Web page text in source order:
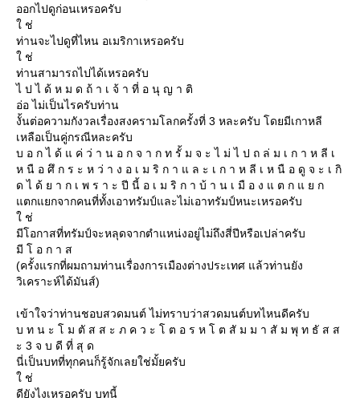
ออกไปดูก่อนเหรอครับ
ช่
ท่านจะไปดูที่ไหน อเมริกาเหรอครับ
ช่
ท่านสามารถไปได้เหรอครับ
ไ ป ไ ด้ ห ม ด ถ้ า เ จ้ า ที่ อ นุ ญ า ติ
อ่อ ไม่เป็นไรครับท่าน
งั้นต่อความกังวลเรื่องสงครามโลกครั้งที่ 3 หละครับ โดยมีเกาหลี
เหลือเป็นคู่กรณีหละครับ
บ อ ก ไ ด้ แ ค่ ว่ า น อ ก จ า ก ท รั้ ม จ ะ ไ ม่ ไ ป ถ ล่ ม เ ก า ห ลี เ
ห นื อ ศึ ก ร ะ ห ว่ า ง อ เ ม ริ ก า แ ล ะ เ ก า ห ลี เ ห นื อ ดู จ ะ เ กิ
ด ไ ด้ ย า ก เ พ ร า ะ ปี นี้ อ เ ม ริ ก า บ้ า น เ มื อ ง แ ต ก แ ย ก
ตกแยกจากคนที่ทั้งเอาทรัมป์และไม่เอาทรัมป์หนะเหรอครับ
ช่
มีโอกาสที่ทรัมป์จะหลุดจากตำแหน่งอยู่ไม่ถึงสี่ปีหรือเปล่าครับ
มี โ อ ก า ส
(ครั้งแรกที่ผมถามท่านเรื่องการเมืองต่างประเทศ แล้วท่านยัง
วิเคราะห์ได้มันส์)
เข้าใจว่าท่านชอบสวดมนต์ ไม่ทราบว่าสวดมนต์บทไหนดีครับ
บ ท น ะ โ ม ตั ส ส ะ ภ ค ว ะ โ ต อ ร ห โ ต สั ม ม า สั ม พุ ท ธั ส ส
ะ 3 จ บ ดี ที่ สุ ด
นี่เป็นบทที่ทุกคนก็รู้จักเลยใช่มั้ยครับ
ช่
ดียังไงเหรอครับ บทนี้